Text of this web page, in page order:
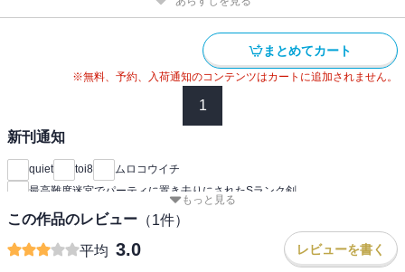
まとめてカート
※無料、予約、入荷通知のコンテンツはカートに追加されません。
1
新刊通知
quiet toi8
ムロコウイチ
最高難度迷宮でパーティに置き去りにされたSランク剣
もっと見る
この作品のレビュー （1件）
平均 3.0 レビューを書く